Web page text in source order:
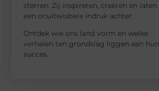
sterren. Zij inspireren, creëren en laten
een onuitwisbare indruk achter.
Ontdek wie ons land vorm en welke
verhalen ten grondslag liggen aan hun
succes.